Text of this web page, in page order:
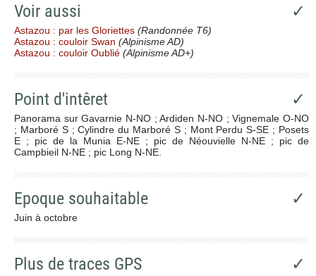
Voir aussi ✓
Astazou : par les Gloriettes (Randonnée T6)
Astazou : couloir Swan (Alpinisme AD)
Astazou : couloir Oublié (Alpinisme AD+)
Point d'intêret ✓
Panorama sur Gavarnie N-NO ; Ardiden N-NO ; Vignemale O-NO
; Marboré S ; Cylindre du Marboré S ; Mont Perdu S-SE ; Posets
E ; pic de la Munia E-NE ; pic de Néouvielle N-NE ; pic de
Campbieil N-NE ; pic Long N-NE.
Epoque souhaitable ✓
Juin à octobre
Plus de traces GPS ✓